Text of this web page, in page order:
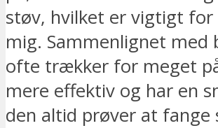
støv, hvilket er vigtigt
mig. Sammenlignet med
ofte trækker for meget
mere effektiv og har en
den altid prøver at